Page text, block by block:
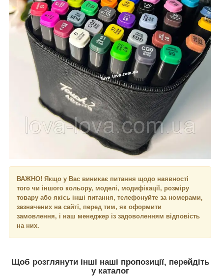
ВАЖНО! Якщо у Вас виникає питання щодо наявності
того чи іншого кольору, моделі, модифікації, розміру
товару або якісь інші питання, телефонуйте за номерами,
зазначених на сайті, перед тим, як оформити
замовлення, і наш менеджер із задоволенням відповість
на них.
Щоб розглянути інші наші пропозиції, перейдіть
у каталог